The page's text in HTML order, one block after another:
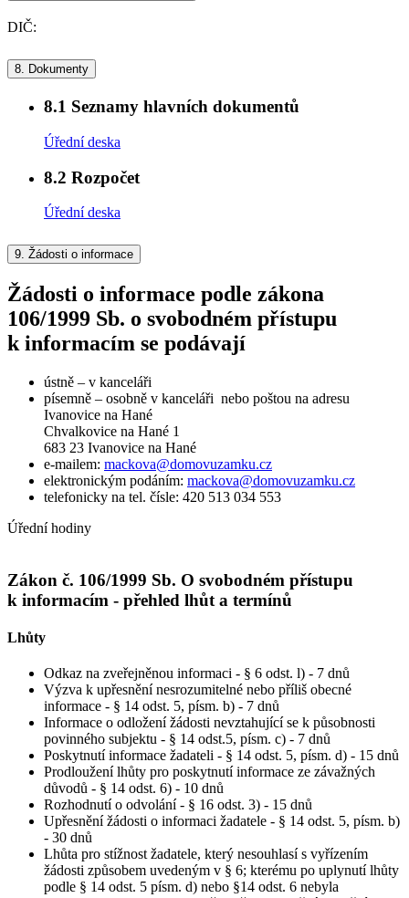
DIČ:
8. Dokumenty
8.1 Seznamy hlavních dokumentů
Úřední deska
8.2 Rozpočet
Úřední deska
9. Žádosti o informace
Žádosti o informace podle zákona
106/1999 Sb. o svobodném přístupu
k informacím se podávají
ústně – v kanceláři
písemně – osobně v kanceláři nebo poštou na adresu
Ivanovice na Hané
Chvalkovice na Hané 1
683 23 Ivanovice na Hané
e-mailem: mackova@domovuzamku.cz
elektronickým podáním: mackova@domovuzamku.cz
telefonicky na tel. čísle: 420 513 034 553
Úřední hodiny
Zákon č. 106/1999 Sb. O svobodném přístupu
k informacím - přehled lhůt a termínů
Lhůty
Odkaz na zveřejněnou informaci - § 6 odst. l) - 7 dnů
Výzva k upřesnění nesrozumitelné nebo příliš obecné
informace - § 14 odst. 5, písm. b) - 7 dnů
Informace o odložení žádosti nevztahující se k působnosti
povinného subjektu - § 14 odst.5, písm. c) - 7 dnů
Poskytnutí informace žadateli - § 14 odst. 5, písm. d) - 15 dnů
Prodloužení lhůty pro poskytnutí informace ze závažných
důvodů - § 14 odst. 6) - 10 dnů
Rozhodnutí o odvolání - § 16 odst. 3) - 15 dnů
Upřesnění žádosti o informaci žadatele - § 14 odst. 5, písm. b)
- 30 dnů
Lhůta pro stížnost žadatele, který nesouhlasí s vyřízením
žádosti způsobem uvedeným v § 6; kterému po uplynutí lhůty
podle § 14 odst. 5 písm. d) nebo §14 odst. 6 nebyla